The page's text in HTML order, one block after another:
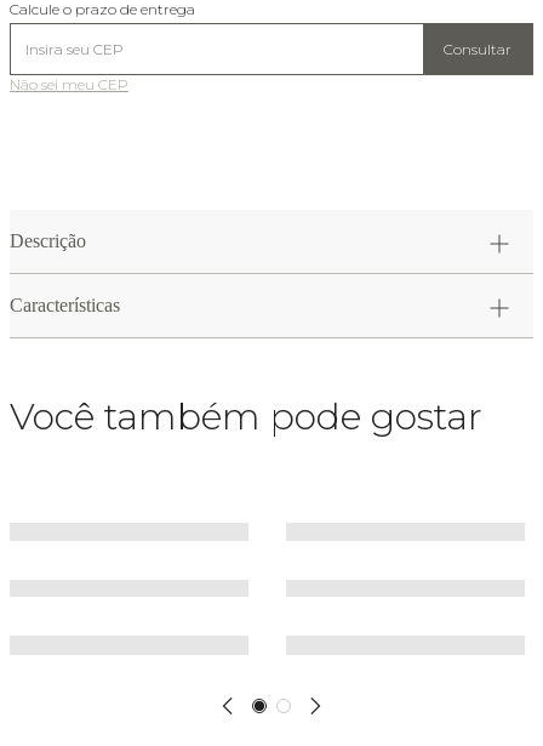
Calcule o prazo de entrega
Consultar
Não sei meu CEP
Descrição
Características
Você também pode gostar